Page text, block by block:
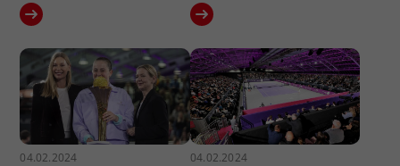
04.02.2024 04.02.2024